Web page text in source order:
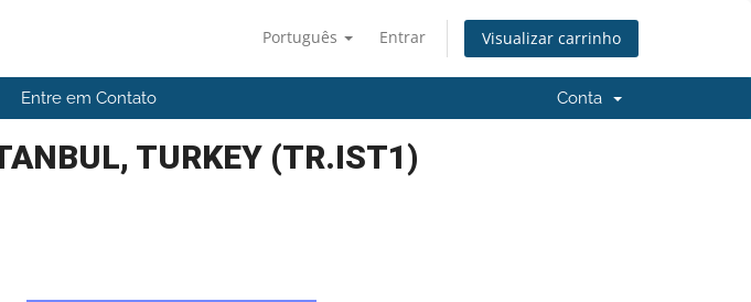
Português Entrar Visualizar carrinho
Entre em Contato Conta
TURKEY (TR.IST1)